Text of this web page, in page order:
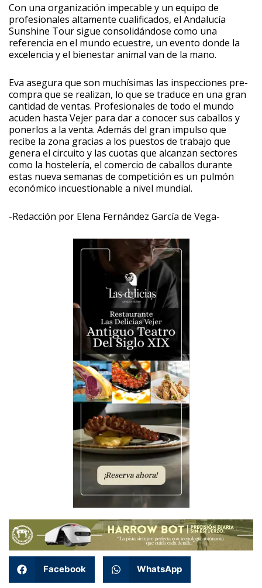
Con una organización impecable y un equipo de
profesionales altamente cualificados, el Andalucía
Sunshine Tour sigue consolidándose como una
referencia en el mundo ecuestre, un evento donde la
excelencia y el bienestar animal van de la mano.
Eva asegura que son muchísimas las inspecciones pre-
compra que se realizan, lo que se traduce en una gran
cantidad de ventas. Profesionales de todo el mundo
acuden hasta Vejer para dar a conocer sus caballos y
ponerlos a la venta. Además del gran impulso que
recibe la zona gracias a los puestos de trabajo que
genera el circuito y las cuotas que alcanzan sectores
como la hostelería, el comercio de caballos durante
estas nueva semanas de competición es un pulmón
económico incuestionable a nivel mundial.
-Redacción por Elena Fernández García de Vega-
Facebook WhatsApp